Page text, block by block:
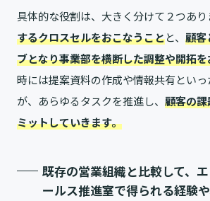
具体的な役割は、大きく分けて２つあり
するクロスセルをおこなうことと、 顧客
ブとなり事業部を横断した調整や開拓
時には提案資料の作成や情報共有とい
が、あらゆるタスクを推進し、 顧客の
ミットしていきます。
既存の営業組織と比較して、
ールス推進室で得られる経験